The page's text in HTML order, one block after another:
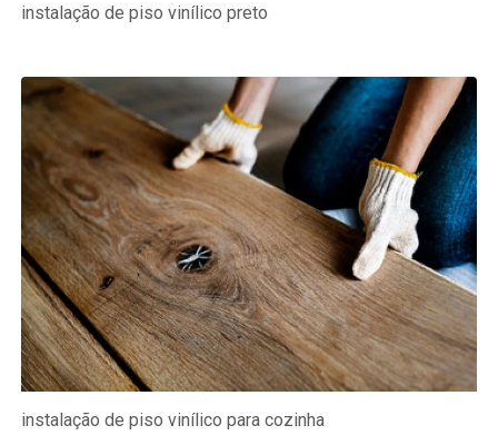
instalação de piso vinílico preto
instalação de piso vinílico para cozinha